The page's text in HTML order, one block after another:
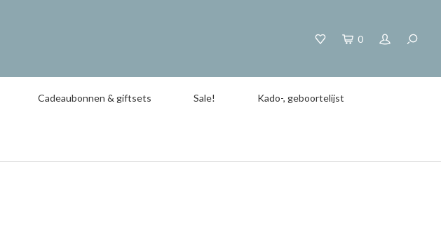
0
Cadeaubonnen & giftsets Sale! Kado-, geboortelijst